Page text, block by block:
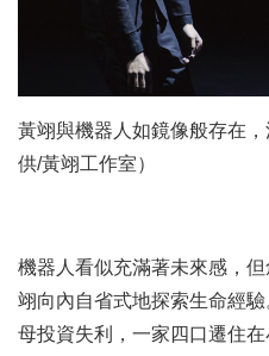
黃翊與機器人如鏡像般存在
供/黃翊工作室）
機器人看似充滿著未來感，
翊向內自省式地探索生命經
母投資失利，一家四口遷住